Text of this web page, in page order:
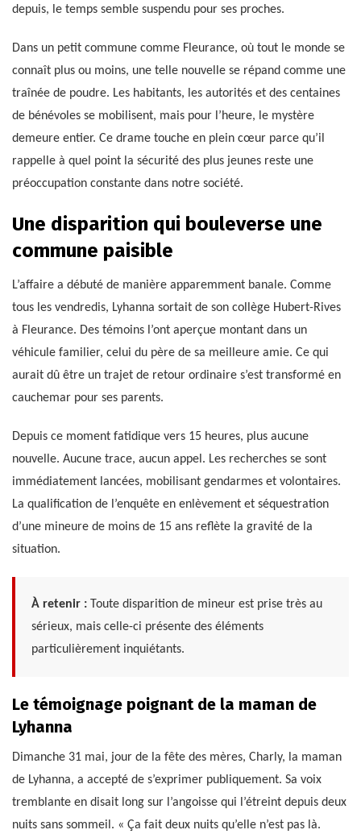
depuis, le temps semble suspendu pour ses proches.
Dans un petit commune comme Fleurance, où tout le monde se
connaît plus ou moins, une telle nouvelle se répand comme une
traînée de poudre. Les habitants, les autorités et des centaines
de bénévoles se mobilisent, mais pour l’heure, le mystère
demeure entier. Ce drame touche en plein cœur parce qu’il
rappelle à quel point la sécurité des plus jeunes reste une
préoccupation constante dans notre société.
Une disparition qui bouleverse une
commune paisible
L’affaire a débuté de manière apparemment banale. Comme
tous les vendredis, Lyhanna sortait de son collège Hubert-Rives
à Fleurance. Des témoins l’ont aperçue montant dans un
véhicule familier, celui du père de sa meilleure amie. Ce qui
aurait dû être un trajet de retour ordinaire s’est transformé en
cauchemar pour ses parents.
Depuis ce moment fatidique vers 15 heures, plus aucune
nouvelle. Aucune trace, aucun appel. Les recherches se sont
immédiatement lancées, mobilisant gendarmes et volontaires.
La qualification de l’enquête en enlèvement et séquestration
d’une mineure de moins de 15 ans reflète la gravité de la
situation.
À retenir : Toute disparition de mineur est prise très au
sérieux, mais celle-ci présente des éléments
particulièrement inquiétants.
Le témoignage poignant de la maman de
Lyhanna
Dimanche 31 mai, jour de la fête des mères, Charly, la maman
de Lyhanna, a accepté de s’exprimer publiquement. Sa voix
tremblante en disait long sur l’angoisse qui l’étreint depuis deux
nuits sans sommeil. « Ça fait deux nuits qu’elle n’est pas là.